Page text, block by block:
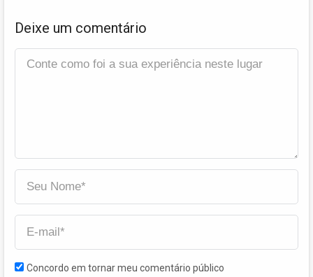
Deixe um comentário
Concordo em tornar meu comentário público